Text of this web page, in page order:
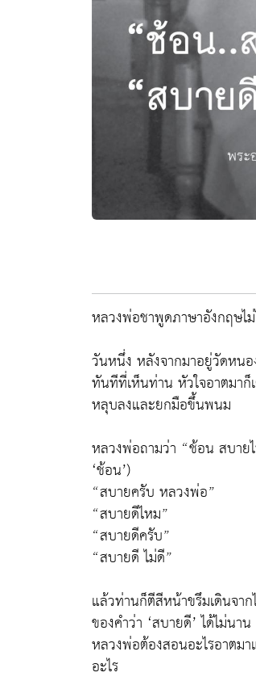
หลวงพ่อชาพูดภาษาอังกฤษไ
วันหนึ่ง หลังจากมาอยู่วัดหน
ทันทีที่เห็นท่าน หัวใจอาตมาก็
หลุบลงและยกมือขึ้นพนม
หลวงพ่อถามว่า “ช้อน สบาย
‘ช้อน’)
“สบายครับ หลวงพ่อ”
“สบายดีไหม”
“สบายดีครับ”
“สบายดี ไม่ดี”
แล้วท่านก็ตีสีหน้าขรึมเดินจา
ของคำว่า ‘สบายดี’ ได้ไม่นา
หลวงพ่อต้องสอนอะไรอาตม
อะไร